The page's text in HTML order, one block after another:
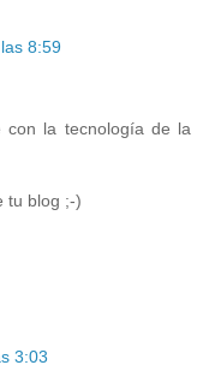
8:59
con la tecnología de la
tu blog ;-)
3:03